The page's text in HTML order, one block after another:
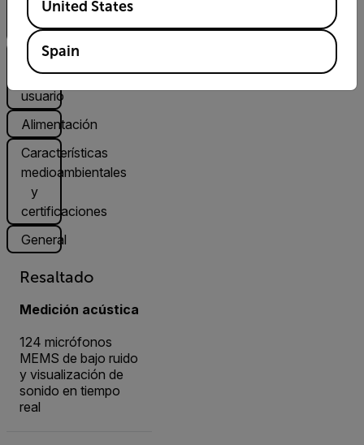
análisis
Interfaz
de
usuario
Alimentación
Características
medioambientales
y
certificaciones
General
Resaltado
Medición acústica
124 micrófonos
MEMS de bajo ruido
y visualización de
sonido en tiempo
real
United States
Spain